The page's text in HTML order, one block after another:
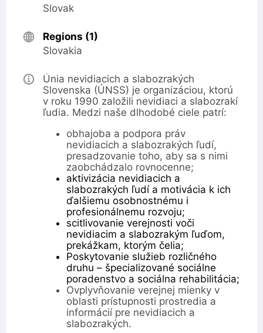
Slovak
Regions (1)
Slovakia
Opening
hours
Únia nevidiacich a slabozrakých
Slovenska (ÚNSS) je organizáciou, ktorú
v roku 1990 založili nevidiaci a slabozrakí
ľudia. Medzi naše dlhodobé ciele patrí:
obhajoba a podpora práv
nevidiacich a slabozrakých ľudí,
presadzovanie toho, aby sa s nimi
zaobchádzalo rovnocenne;
aktivizácia nevidiacich a
slabozrakých ľudí a motivácia k ich
ďalšiemu osobnostnému i
profesionálnemu rozvoju;
scitlivovanie verejnosti voči
nevidiacim a slabozrakým ľuďom,
prekážkam, ktorým čelia;
Poskytovanie služieb rozličného
druhu – špecializované sociálne
poradenstvo a sociálna rehabilitácia;
Ovplyvňovanie verejnej mienky v
oblasti prístupnosti prostredia a
informácií pre nevidiacich a
slabozrakých.